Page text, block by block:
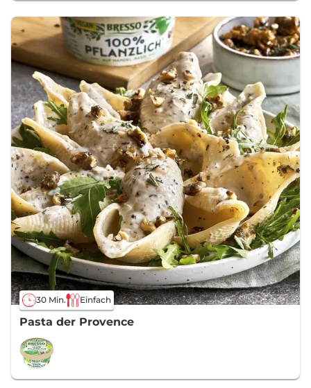
30 Min. Einfach
Pasta der Provence